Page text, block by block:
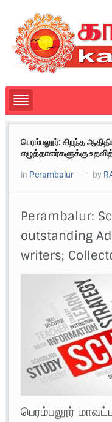
பெரம்பலூர்: சிறந்த
எழுத்தாளர்களுக்கு
in Perambalur — by
Perambalur:
outstanding
writers;
பெரம்பலூர்